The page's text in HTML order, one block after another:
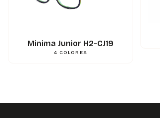
Minima Junior H2-CJ19
4 COLORES